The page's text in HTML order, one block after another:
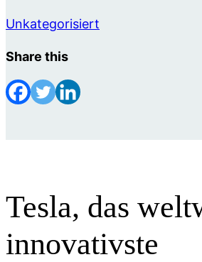
Unkategorisiert
Share this
Tesla, das
innovativste